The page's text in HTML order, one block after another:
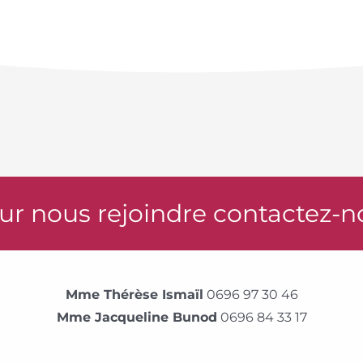
nous rejoindre contactez-
Mme Thérèse Ismaïl 0696 97 30 46
Mme Jacqueline Bunod 0696 84 33 17